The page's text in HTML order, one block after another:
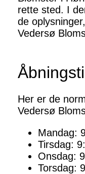
rette sted. I
de
Vedersø
Her er de
Vedersø
Mandag:
Tirsdag:
Onsdag:
Torsdag: